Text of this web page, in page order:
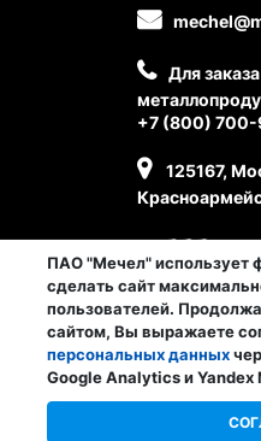
Личный
© ПАО
Для заказа
+7 (800)
125167,
ПАО "Мечел" использует
сделать сайт
пользователей.
сайтом, Вы выражаете
персональных данных
Google Analytics и Yandex